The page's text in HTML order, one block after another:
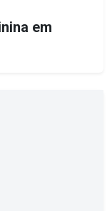
em